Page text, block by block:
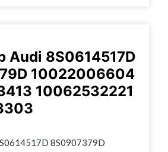
Audi 8S0614517D
10022006604
10062532221
8S0907379D